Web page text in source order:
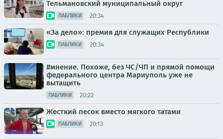
Тельмановский муниципальный округ
ПАБЛИКИ 20:34
«За дело»: премия для служащих Республики
ПАБЛИКИ 20:34
#мнение. Похоже, без ЧС/ЧП и прямой помощи
федерального центра Мариуполь уже не
вытащить
ПАБЛИКИ 20:22
Жесткий песок вместо мягкого татами
ПАБЛИКИ 20:13